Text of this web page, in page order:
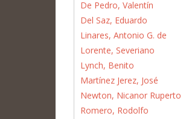
De Pedro, Valentín
Del Saz, Eduardo
Linares, Antonio G. de
Lorente, Severiano
Lynch, Benito
Martínez Jerez, José
Newton, Nicanor Ruperto
Romero, Rodolfo